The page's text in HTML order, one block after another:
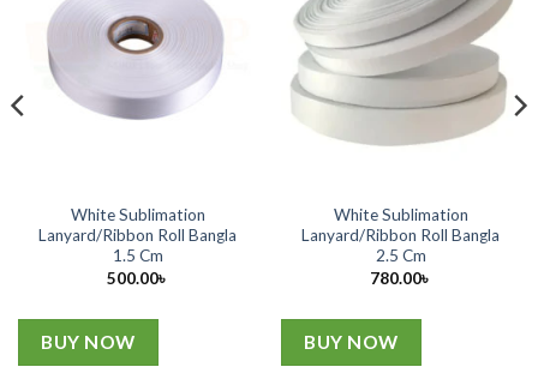
White Sublimation
Lanyard/Ribbon Roll Bangla
1.5 Cm
500.00৳
BUY NOW
White Sublimation
Lanyard/Ribbon Roll Bangla
2.5 Cm
780.00৳
BUY NOW